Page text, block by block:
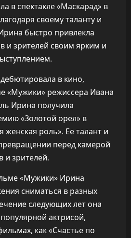
в спектакле «Маскарад» в
своему таланту и
быстро привлекла
и зрителей своим ярким и
в кино,
«Мужики» режиссера Ивана
Ирина получила
«Золотой орел» в
женская роль». Ее талант и
перед камерой
и зрителей.
«Мужики» Ирина
сниматься в разных
следующих лет она
актрисой,
как «Счастье по